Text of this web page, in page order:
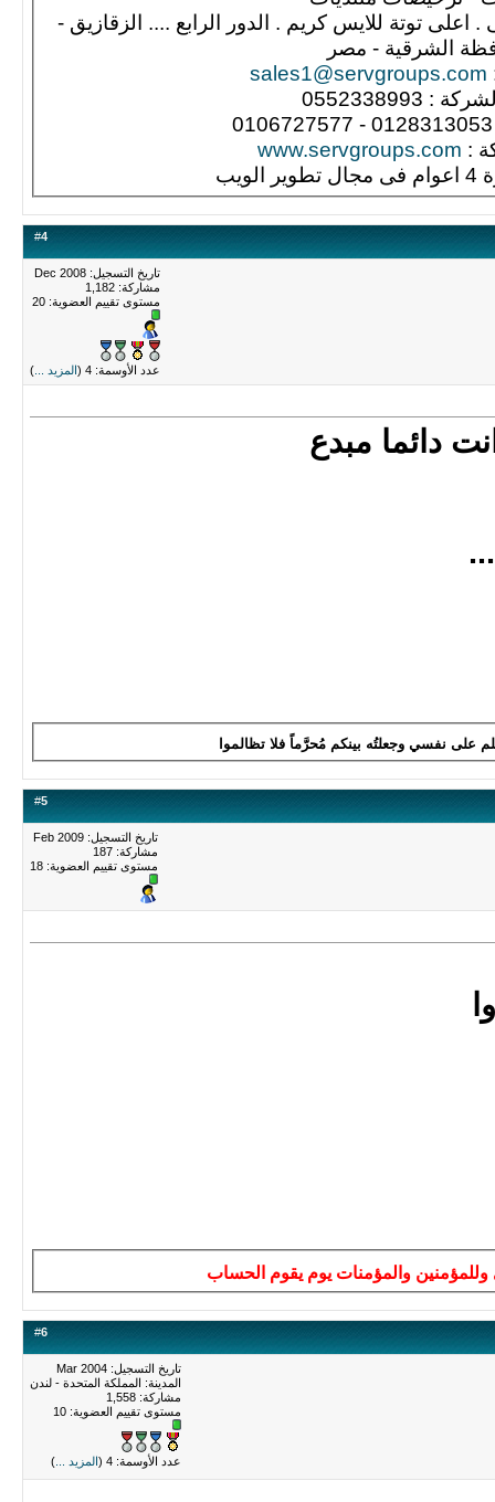
مقر الشركة : 37 شارع الامن الغذائى . اعلى توتة للايس كريم . الدور الرابع .... الزقازيق -
الشرقية - مصر
sales1@servgroups.com
0552338993
:
www.servgroups.com
#4
تاريخ التسجيل: Dec 2008
مشاركة: 1,182
مستوى تقييم العضوية: 20
عدد الأوسمة: 4 ( المزيد ... )
دائما مبدع
على نفسي وجعلتُه بينكم مُحرَّماً فلا تظالموا
#5
تاريخ التسجيل: Feb 2009
مشاركة: 187
مستوى تقييم العضوية: 18
وللمؤمنين والمؤمنات يوم يقوم الحساب
#6
تاريخ التسجيل: Mar 2004
المدينة: المملكة المتحدة - لندن
مشاركة: 1,558
مستوى تقييم العضوية: 10
عدد الأوسمة: 4 ( المزيد ... )